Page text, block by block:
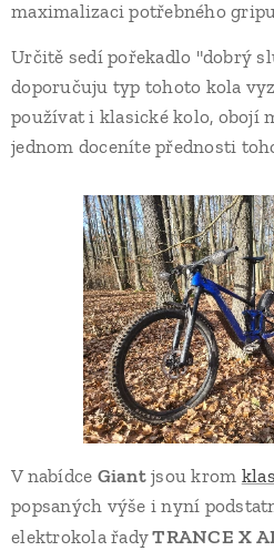
maximalizaci potřebného
Určitě sedí pořekadlo "dobrý
doporučuju typ tohoto kola
používat i klasické kolo, obojí
jednom doceníte přednosti
V nabídce Giantjsou krom
popsaných výše i nyní
elektrokola řadyTRANCE X